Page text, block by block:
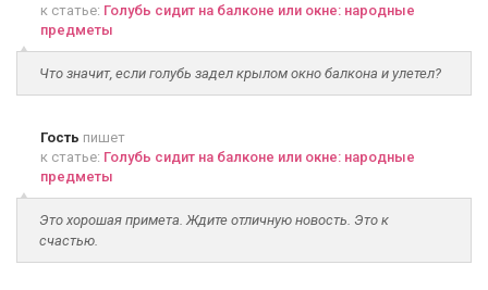
к статье: Голубь сидит на балконе или окне: народные
предметы
Что значит, если голубь задел крылом окно балкона и улетел?
Гость пишет
к статье: Голубь сидит на балконе или окне: народные
предметы
Это хорошая примета. Ждите отличную новость. Это к
счастью.